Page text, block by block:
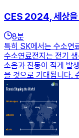
CES 2024, 세상을
8분
특히 SK에서는 수소연
수소연료전지는 전기
소음과 진동이 적게 발
을 것으로 기대됩니다.